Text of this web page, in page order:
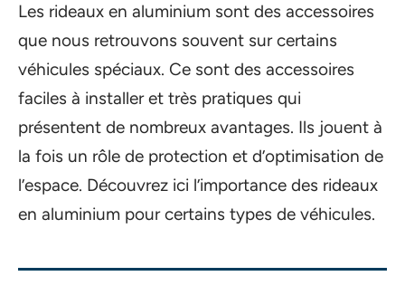
Les rideaux en aluminium sont des accessoires
que nous retrouvons souvent sur certains
véhicules spéciaux. Ce sont des accessoires
faciles à installer et très pratiques qui
présentent de nombreux avantages. Ils jouent à
la fois un rôle de protection et d’optimisation de
l’espace. Découvrez ici l’importance des rideaux
en aluminium pour certains types de véhicules.